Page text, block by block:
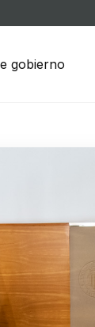
gobierno